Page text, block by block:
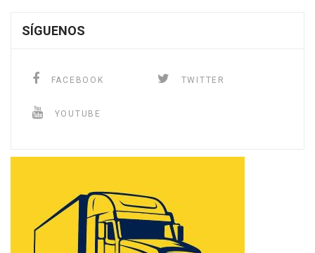
SÍGUENOS
FACEBOOK TWITTER
YOUTUBE